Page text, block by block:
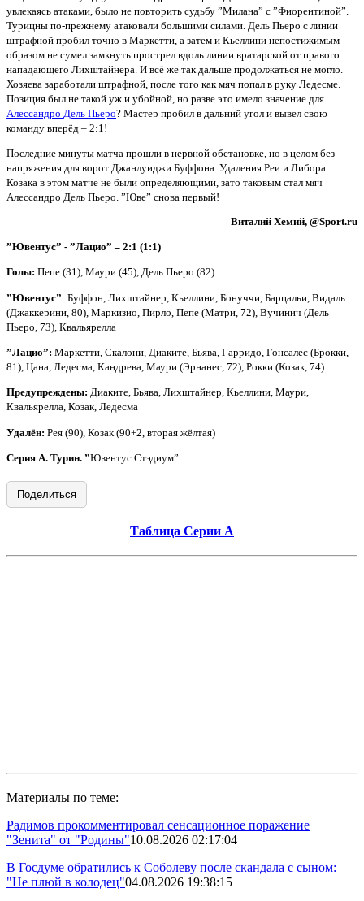
увлекаясь атаками, было не повторить судьбу ”Милана” с ”Фиорентиной”.
Турицны по-прежнему атаковали большими силами. Дель Пьеро с линии
штрафной пробил точно в Маркетти, а затем и Кьеллини непостижимым
образом не сумел замкнуть прострел вдоль линии вратарской от правого
нападающего Лихштайнера. И всё же так дальше продолжаться не могло.
Хозяева заработали штрафной, после того как мяч попал в руку Ледесме.
Позиция был не такой уж и убойной, но разве это имело значение для
Алессандро Дель Пьеро? Мастер пробил в дальний угол и вывел свою
команду вперёд – 2:1!
Последние минуты матча прошли в нервной обстановке, но в целом без
напряжения для ворот Джанлуиджи Буффона. Удаления Реи и Либора
Козака в этом матче не были определяющими, зато таковым стал мяч
Алессандро Дель Пьеро. ”Юве” снова первый!
Виталий Хемий, @Sport.ru
”Ювентус” - ”Лацио” – 2:1 (1:1)
Голы: Пепе (31), Маури (45), Дель Пьеро (82)
”Ювентус”: Буффон, Лихштайнер, Кьеллини, Бонуччи, Барцальи, Видаль
(Джаккерини, 80), Маркизио, Пирло, Пепе (Матри, 72), Вучинич (Дель
Пьеро, 73), Квальярелла
”Лацио”: Маркетти, Скалони, Диаките, Бьява, Гарридо, Гонсалес (Брокки,
81), Цана, Ледесма, Кандрева, Маури (Эрнанес, 72), Рокки (Козак, 74)
Предупреждены: Диаките, Бьява, Лихштайнер, Кьеллини, Маури,
Квальярелла, Козак, Ледесма
Удалён: Рея (90), Козак (90+2, вторая жёлтая)
Серия А. Турин. ”Ювентус Стэдиум”.
Поделиться
Таблица Серии А
Материалы по теме:
Радимов прокомментировал сенсационное поражение
"Зенита" от "Родины"10.08.2026 02:17:04
В Госдуме обратились к Соболеву после скандала с сыном:
"Не плюй в колодец"04.08.2026 19:38:15